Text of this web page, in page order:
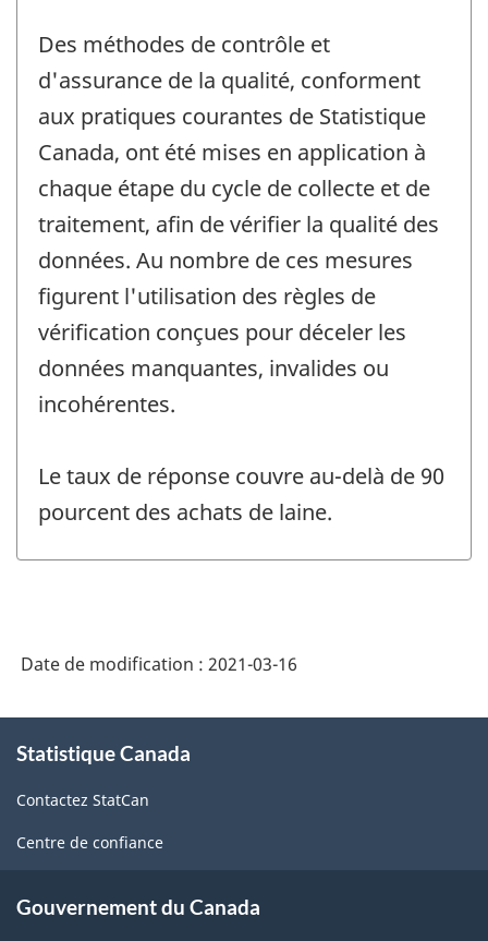
Des méthodes de contrôle et
d'assurance de la qualité, conforment
aux pratiques courantes de Statistique
Canada, ont été mises en application à
chaque étape du cycle de collecte et de
traitement, afin de vérifier la qualité des
données. Au nombre de ces mesures
figurent l'utilisation des règles de
vérification conçues pour déceler les
données manquantes, invalides ou
incohérentes.
Le taux de réponse couvre au-delà de 90
pourcent des achats de laine.
Date de modification : 2021-03-16
propos
ce
site
Statistique Canada
Contactez StatCan
Centre de confiance
Gouvernement du Canada